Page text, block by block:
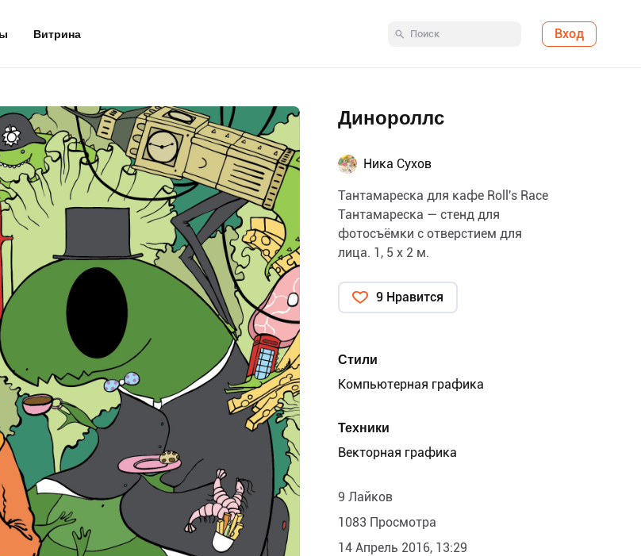
Витрина Вход
Динороллс
Ника Сухов
Тантамареска для кафе Roll's Race
Тантамареска — стенд для
фотосъёмки с отверстием для
лица. 1, 5 х 2 м.
9 Нравится
Стили
Компьютерная графика
Техники
Векторная графика
9 Лайков
1083 Просмотра
14 Апрель 2016, 13:29